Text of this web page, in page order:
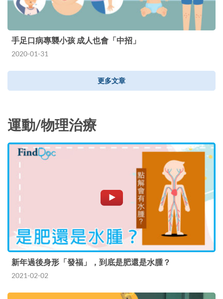
手足口病專襲小孩 成人也會「中招」
2020-01-31
更多文章
運動/物理治療
新年過後身形「發福」，到底是肥還是水腫？
2021-02-02